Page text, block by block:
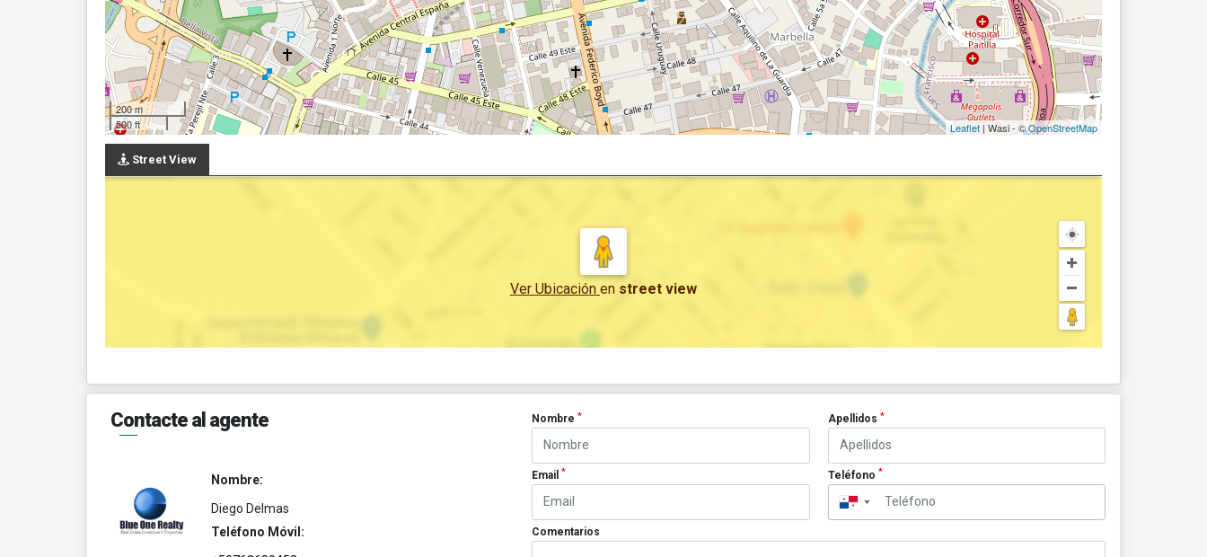
200 m
500 ft
Leaflet | Wasi - ©OpenStreetMap
Street View
Ver Ubicación en street view
Contacte al agente
Nombre:
Diego Delmas
Teléfono Móvil:
Nombre* Apellidos *
Email* Teléfono *
▼
Comentarios